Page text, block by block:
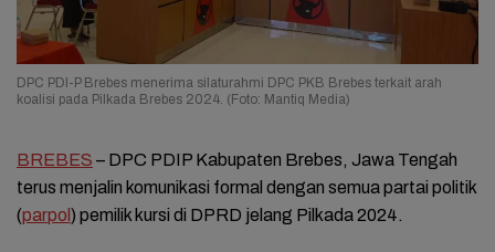
DPC PDI-P Brebes menerima silaturahmi DPC PKB Brebes terkait arah
koalisi pada Pilkada Brebes 2024. (Foto: Mantiq Media)
BREBES – DPC PDIP Kabupaten Brebes, Jawa Tengah
terus menjalin komunikasi formal dengan semua partai politik
(parpol ) pemilik kursi di DPRD jelang Pilkada 2024.